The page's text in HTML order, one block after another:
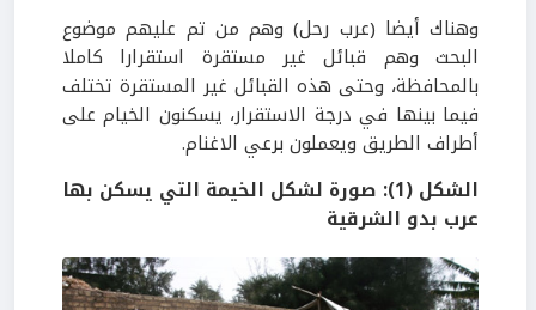
وهناك أيضا (عرب رحل) وهم من تم عليهم موضوع
البحث وهم قبائل غير مستقرة استقرارا كاملا
بالمحافظة، وحتى هذه القبائل غير المستقرة تختلف
فيما بينها في درجة الاستقرار، يسكنون الخيام على
أطراف الطريق ويعملون برعي الاغنام.
الشكل (1): صورة لشكل الخيمة التي يسكن بها
عرب بدو الشرقية